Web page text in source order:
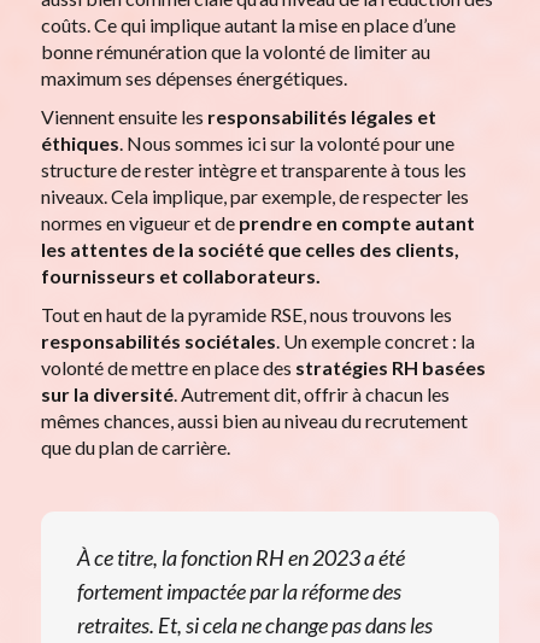
coûts. Ce qui implique autant la mise en place d’une
bonne rémunération que la volonté de limiter au
maximum ses dépenses énergétiques.
Viennent ensuite les responsabilités légales et
éthiques. Nous sommes ici sur la volonté pour une
structure de rester intègre et transparente à tous les
niveaux. Cela implique, par exemple, de respecter les
normes en vigueur et de prendre en compte autant
les attentes de la société que celles des clients,
fournisseurs et collaborateurs.
Tout en haut de la pyramide RSE, nous trouvons les
responsabilités sociétales. Un exemple concret : la
volonté de mettre en place des stratégies RH basées
sur la diversité. Autrement dit, offrir à chacun les
mêmes chances, aussi bien au niveau du recrutement
que du plan de carrière.
À ce titre, la fonction RH en 2023 a été
fortement impactée par la réforme des
retraites. Et, si cela ne change pas dans les